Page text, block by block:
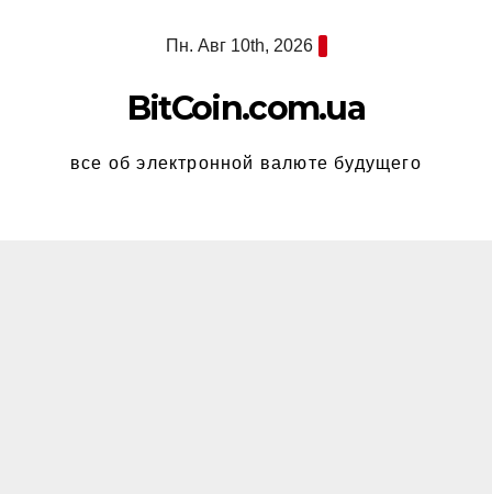
Пн. Авг 10th, 2026
BitCoin.com.ua
все об электронной валюте будущего